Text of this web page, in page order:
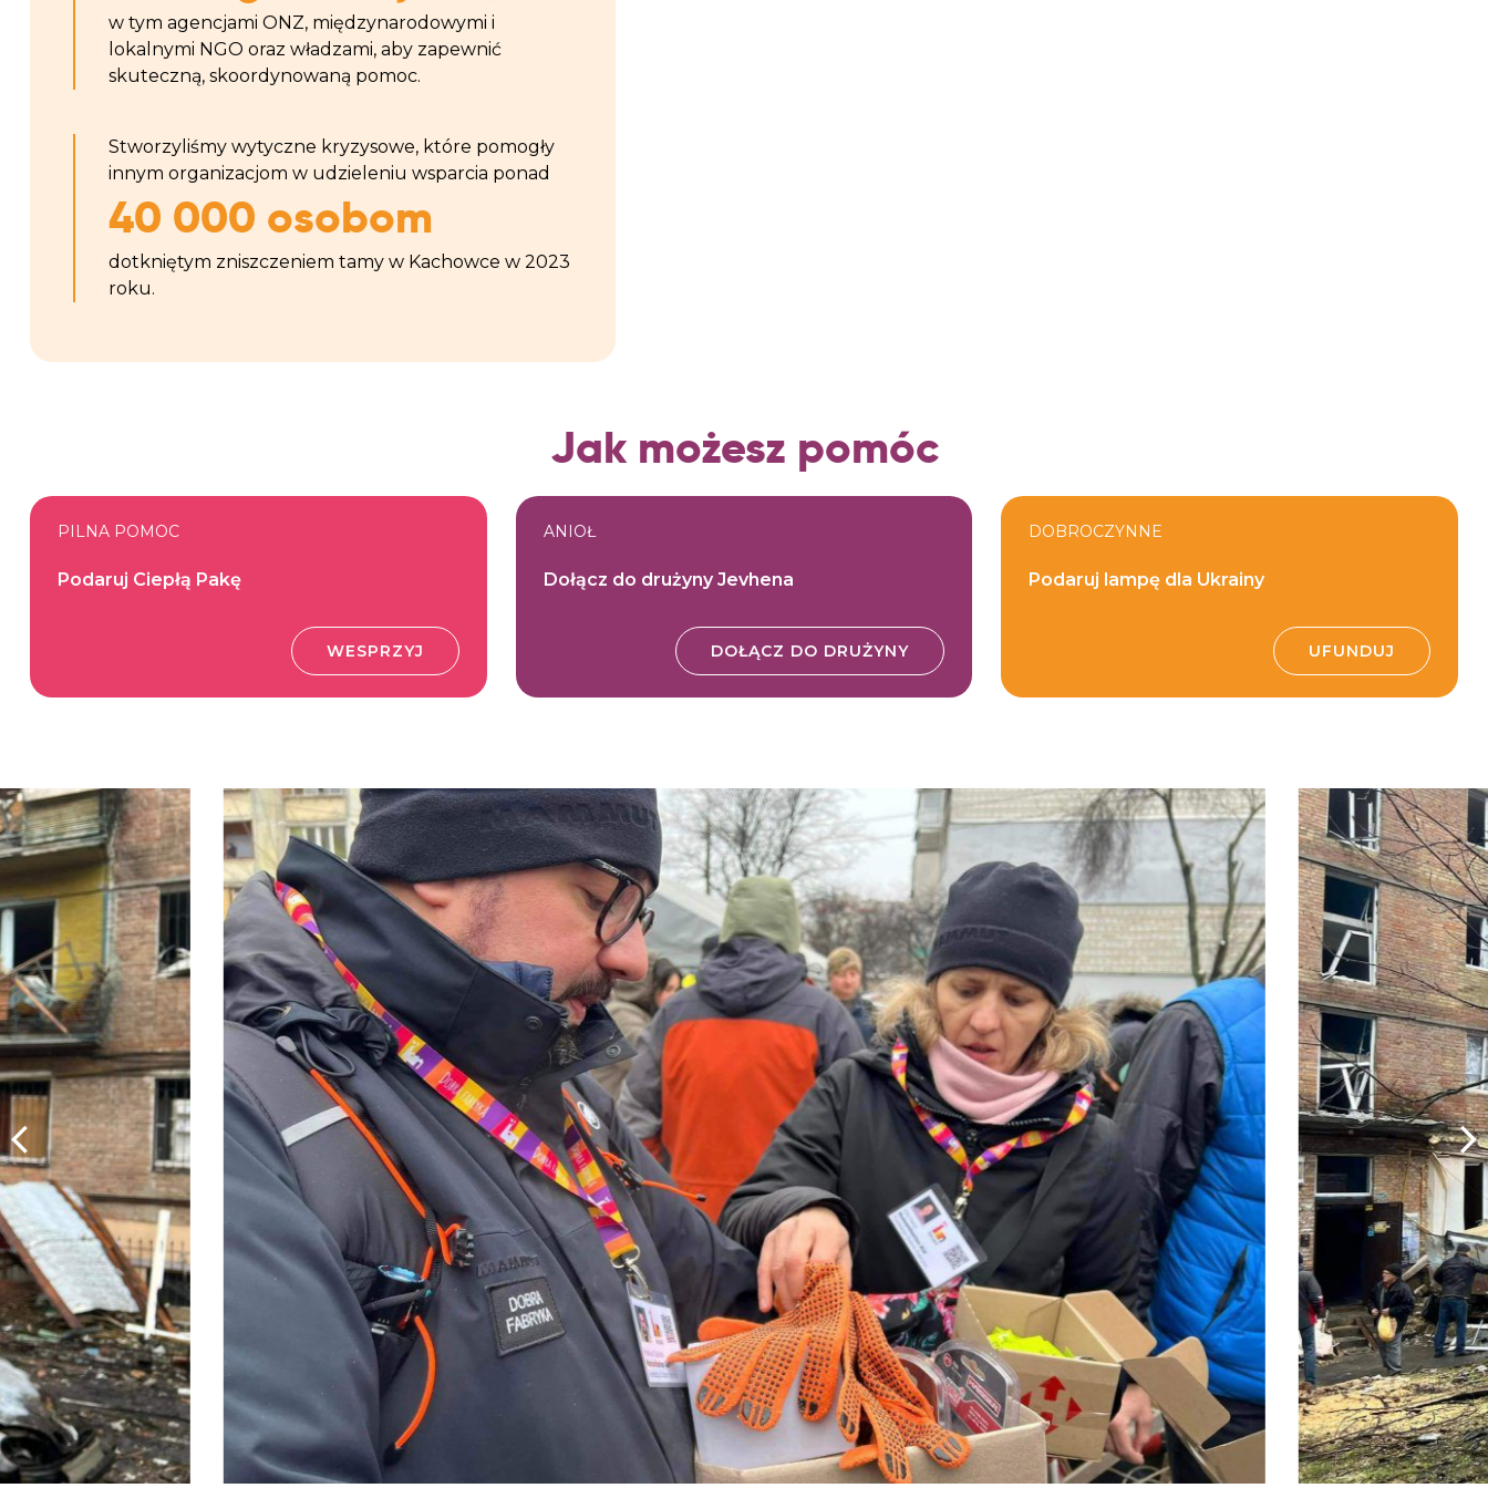
w tym agencjami ONZ, międzynarodowymi i
lokalnymi NGO oraz władzami, aby zapewnić
skuteczną, skoordynowaną pomoc.
Stworzyliśmy wytyczne kryzysowe, które pomogły
innym organizacjom w udzieleniu wsparcia ponad
40 000 osobom
dotkniętym zniszczeniem tamy w Kachowce w 2023
roku.
Jak możesz pomóc
PILNA POMOC
Podaruj Ciepłą Pakę
WESPRZYJ
ANIOŁ
Dołącz do drużyny Jevhena
DOŁĄCZ DO DRUŻYNY
DOBROCZYNNE
Podaruj lampę dla Ukrainy
UFUNDUJ